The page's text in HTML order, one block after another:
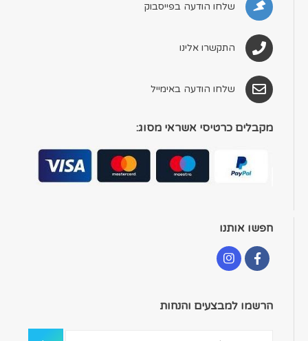
שלחו הודעה בפייסבוק
התקשרו אלינו
שלחו הודעה באימייל
מקבלים כרטיסי אשראי מסוג:
חפשו אותנו
הרשמו למבצעים והנחות